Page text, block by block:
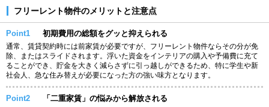
フリーレント物件のメリットと注意点
Point1 初期費用の総額をグッと抑えられる
通常、賃貸契約時には前家賃が必要ですが、フリーレント物件ならその分が免
除、またはスライドされます。浮いた資金をインテリアの購入や予備費に充て
ることができ、貯金を大きく減らさずに引っ越しができるため、特に学生や新
社会人、急な住み替えが必要になった方の強い味方となります。
Point2 「二重家賃」の悩みから解放される